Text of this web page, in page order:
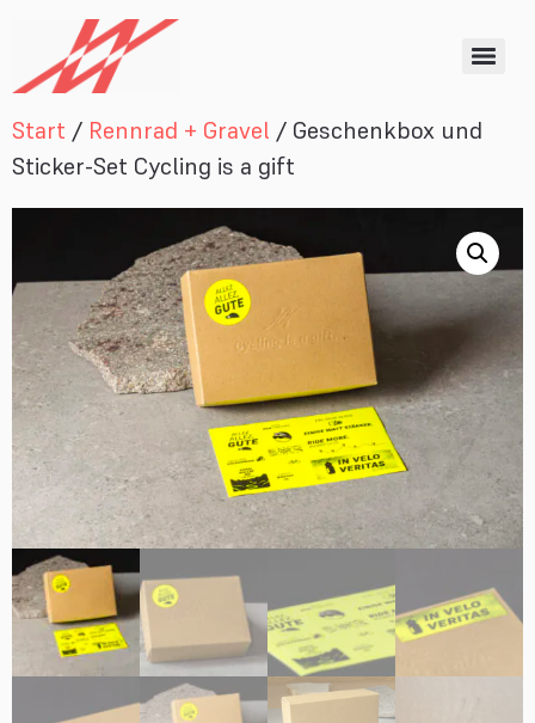
Start / Rennrad + Gravel / Geschenkbox und
Sticker-Set Cycling is a gift